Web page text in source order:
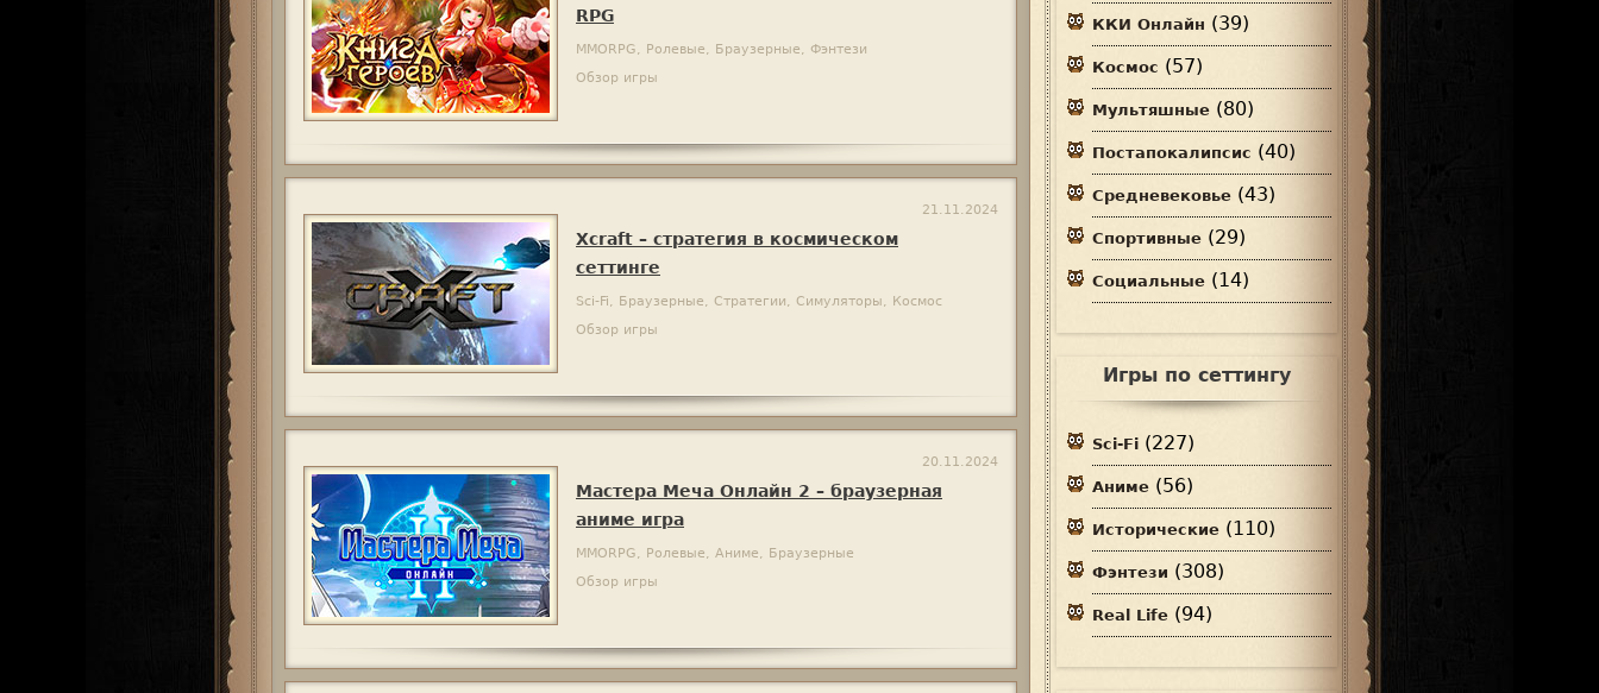
RPG
MMORPG, Ролевые, Браузерные, Фэнтези
Обзор игры
21.11.2024
Xcraft – стратегия в космическом
сеттинге
Sci-Fi, Браузерные, Стратегии, Симуляторы, Космос
Обзор игры
20.11.2024
Мастера Меча Онлайн 2 – браузерная
аниме игра
MMORPG, Ролевые, Аниме, Браузерные
Обзор игры
ККИ Онлайн (39)
Космос (57)
Мультяшные (80)
Постапокалипсис (40)
Средневековье (43)
Спортивные (29)
Социальные (14)
Игры по сеттингу
Sci-Fi (227)
Аниме (56)
Исторические (110)
Фэнтези (308)
Real Life (94)